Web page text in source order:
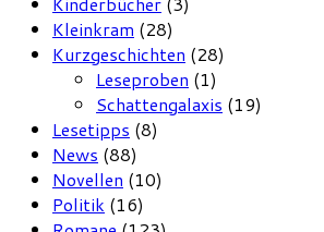
Kleinkram (28)
Kurzgeschichten (28)
Leseproben (1)
Schattengalaxis (19)
Lesetipps (8)
News (88)
Novellen (10)
Politik (16)